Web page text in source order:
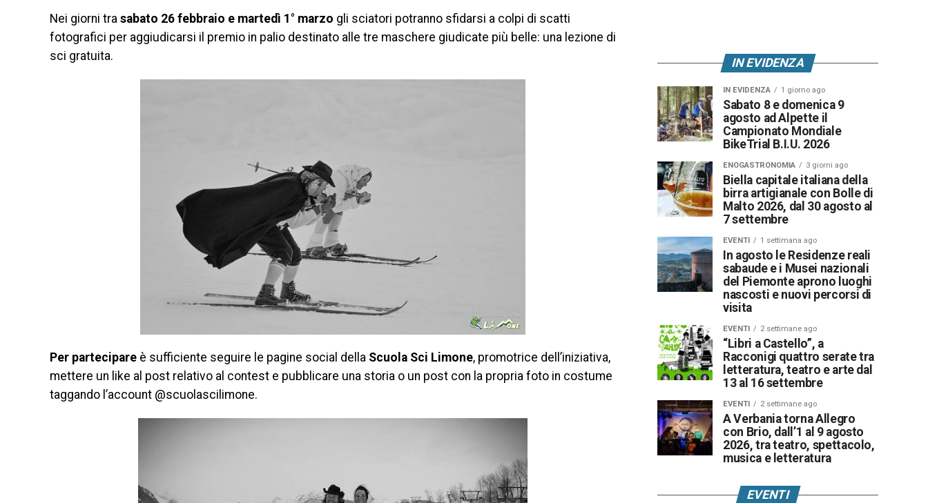
Nei giorni tra sabato 26 febbraio e martedì 1° marzo gli sciatori potranno sfidarsi a colpi di scatti
fotografici per aggiudicarsi il premio in palio destinato alle tre maschere giudicate più belle: una lezione di
sci gratuita.
Per partecipare è sufficiente seguire le pagine social della Scuola Sci Limone, promotrice dell’iniziativa,
mettere un like al post relativo al contest e pubblicare una storia o un post con la propria foto in costume
taggando l’account @scuolascilimone.
IN EVIDENZA
IN EVIDENZA 1 giorno ago
Sabato 8 e domenica 9
agosto ad Alpette il
Campionato Mondiale
BikeTrial B.I.U. 2026
ENOGASTRONOMIA 3 giorni ago
Biella capitale italiana della
birra artigianale con Bolle di
Malto 2026, dal 30 agosto al
7 settembre
EVENTI 1 settimana ago
In agosto le Residenze reali
sabaude e i Musei nazionali
del Piemonte aprono luoghi
nascosti e nuovi percorsi di
visita
EVENTI 2 settimane ago
“Libri a Castello”, a
Racconigi quattro serate tra
letteratura, teatro e arte dal
13 al 16 settembre
EVENTI 2 settimane ago
A Verbania torna Allegro
con Brio, dall’1 al 9 agosto
2026, tra teatro, spettacolo,
musica e letteratura
EVENTI